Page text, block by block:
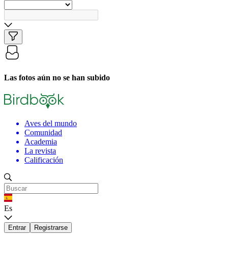
Las fotos aún no se han subido
Aves del mundo
Comunidad
Academia
La revista
Calificación
Es
Entrar Registrarse